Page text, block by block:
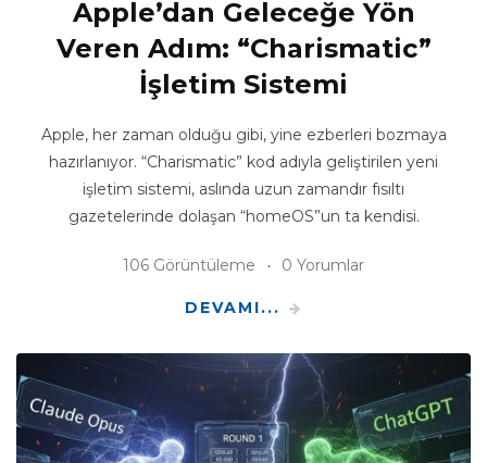
Apple’dan Geleceğe Yön
Veren Adım: “Charismatic”
İşletim Sistemi
Apple, her zaman olduğu gibi, yine ezberleri bozmaya
hazırlanıyor. “Charismatic” kod adıyla geliştirilen yeni
işletim sistemi, aslında uzun zamandır fısıltı
gazetelerinde dolaşan “homeOS”un ta kendisi.
106 Görüntüleme 0 Yorumlar
DEVAMI...